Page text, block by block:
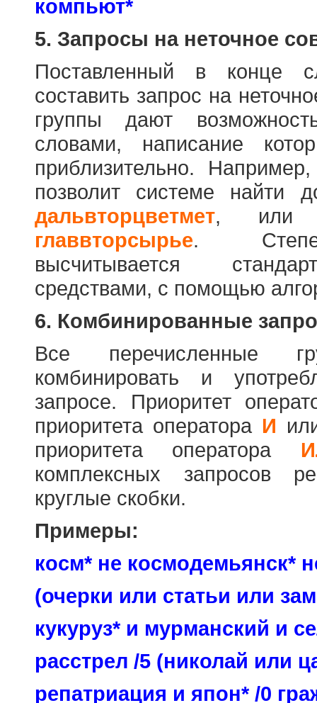
компьют*
5. Запросы на неточное
Поставленный в конце
составить запрос на
группы дают
словами, написание
приблизительно.
позволит системе найти
дальвторцветмет,
главвторсырье.
высчитывается
средствами, с помощью
6. Комбинированные
Все перечисленные
комбинировать и
запросе. Приоритет
приоритета оператора И
приоритета оператора
комплексных запросов
круглые скобки.
Примеры:
косм* не космодемьянск*
(очерки или статьи или
кукуруз* и мурманский и
расстрел /5 (николай или
репатриация и япон* /0